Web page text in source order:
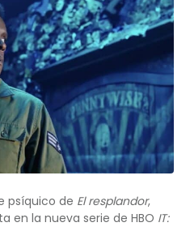
psíquico de El resplandor,
en la nueva serie de HBO IT: